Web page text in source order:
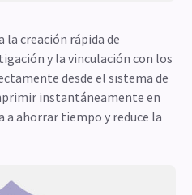
la creación rápida de
y la vinculación con los
desde el sistema de
instantáneamente en
a ahorrar tiempo y reduce la